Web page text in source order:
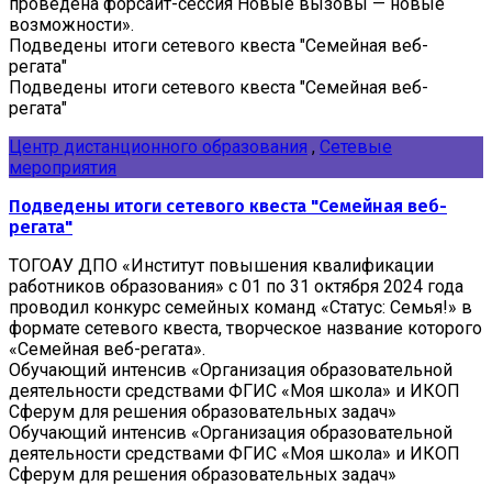
возможности».
Подведены итоги сетевого квеста "Семейная веб-
регата"
Подведены итоги сетевого квеста "Семейная веб-
регата"
Центр дистанционного образования , Сетевые
мероприятия
Подведены итоги сетевого квеста "Семейная веб-
регата"
ТОГОАУ ДПО «Институт повышения квалификации
работников образования» с 01 по 31 октября 2024 года
проводил конкурс семейных команд «Статус: Семья!» в
формате сетевого квеста, творческое название которого
«Семейная веб-регата».
Обучающий интенсив «Организация образовательной
деятельности средствами ФГИС «Моя школа» и ИКОП
Сферум для решения образовательных задач»
Обучающий интенсив «Организация образовательной
деятельности средствами ФГИС «Моя школа» и ИКОП
Сферум для решения образовательных задач»